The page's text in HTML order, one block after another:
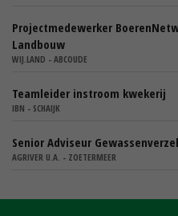
Projectmedewerker
Landbouw
WIJ.LAND - ABCOUDE
Teamleider instroom kwekerij
IBN - SCHAIJK
Senior Adviseur
AGRIVER U.A. - ZOETERMEER